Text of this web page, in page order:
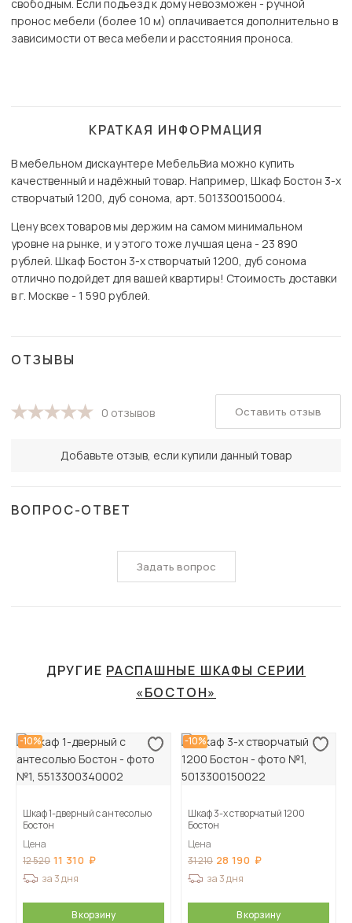
свободным. Если подъезд к дому невозможен - ручной
пронос мебели (более 10 м) оплачивается дополнительно в
зависимости от веса мебели и расстояния проноса.
КРАТКАЯ ИНФОРМАЦИЯ
В мебельном дискаунтере МебельВиа можно купить
качественный и надёжный товар. Например, Шкаф Бостон 3-х
створчатый 1200, дуб сонома, арт. 5013300150004.
Цену всех товаров мы держим на самом минимальном
уровне на рынке, и у этого тоже лучшая цена - 23 890
рублей. Шкаф Бостон 3-х створчатый 1200, дуб сонома
отлично подойдет для вашей квартиры! Стоимость доставки
в г. Москве - 1 590 рублей.
ОТЗЫВЫ
0 отзывов
Добавьте отзыв, если купили данный товар
Оставить отзыв
ВОПРОС-ОТВЕТ
Задать вопрос
ДРУГИЕ РАСПАШНЫЕ ШКАФЫ СЕРИИ
«БОСТОН»
-10%
Шкаф 1-дверный с антесолью
Бостон
Цена
12 520 11 310
за 3 дня
В корзину
-10%
Шкаф 3-х створчатый 1200
Бостон
Цена
31 210 28 190
за 3 дня
В корзину